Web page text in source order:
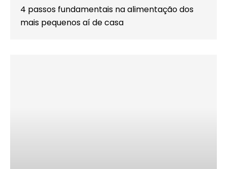
4 passos fundamentais na alimentação dos
mais pequenos aí de casa